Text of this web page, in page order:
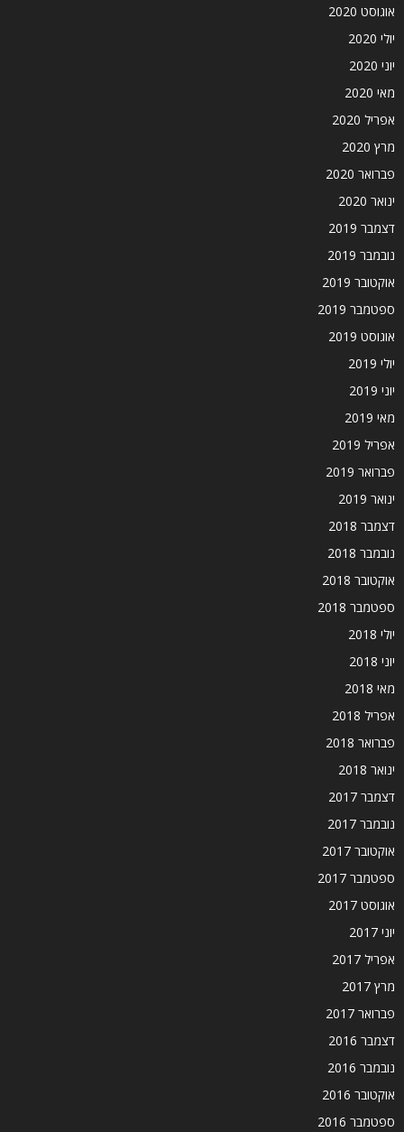
אוגוסט 2020
יולי 2020
יוני 2020
מאי 2020
אפריל 2020
מרץ 2020
פברואר 2020
ינואר 2020
דצמבר 2019
נובמבר 2019
אוקטובר 2019
ספטמבר 2019
אוגוסט 2019
יולי 2019
יוני 2019
מאי 2019
אפריל 2019
פברואר 2019
ינואר 2019
דצמבר 2018
נובמבר 2018
אוקטובר 2018
ספטמבר 2018
יולי 2018
יוני 2018
מאי 2018
אפריל 2018
פברואר 2018
ינואר 2018
דצמבר 2017
נובמבר 2017
אוקטובר 2017
ספטמבר 2017
אוגוסט 2017
יוני 2017
אפריל 2017
מרץ 2017
פברואר 2017
דצמבר 2016
נובמבר 2016
אוקטובר 2016
ספטמבר 2016